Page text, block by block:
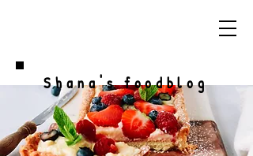
Shana's foodblog